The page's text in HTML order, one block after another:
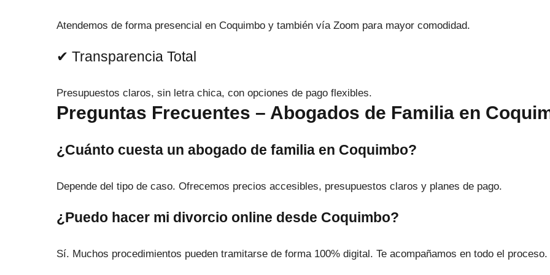
Atendemos de forma presencial en Coquimbo y también vía Zoom para mayor comodidad.
✔ Transparencia Total
Presupuestos claros, sin letra chica, con opciones de pago flexibles.
Preguntas Frecuentes – Abogados de Familia en
¿Cuánto cuesta un abogado de familia en Coquimbo?
Depende del tipo de caso. Ofrecemos precios accesibles, presupuestos claros y planes de pago.
¿Puedo hacer mi divorcio online desde Coquimbo?
Sí. Muchos procedimientos pueden tramitarse de forma 100% digital. Te acompañamos en todo el proceso.